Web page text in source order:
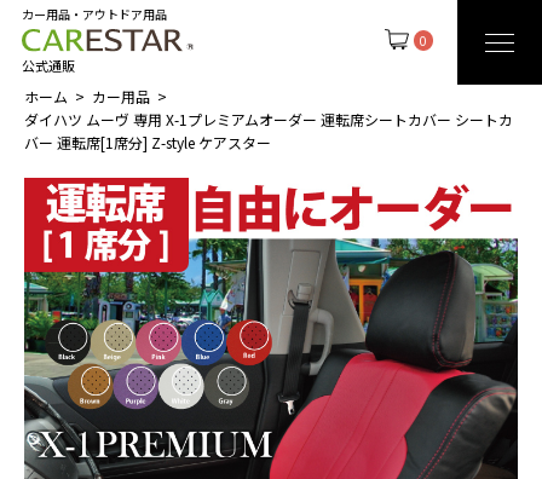
0
カー用品・アウトドア用品
公式通販
ホーム
カー用品
ダイハツ ムーヴ 専用 X-1プレミアムオーダー 運転席シートカバー シートカ
バー 運転席[1席分] Z-style ケアスター